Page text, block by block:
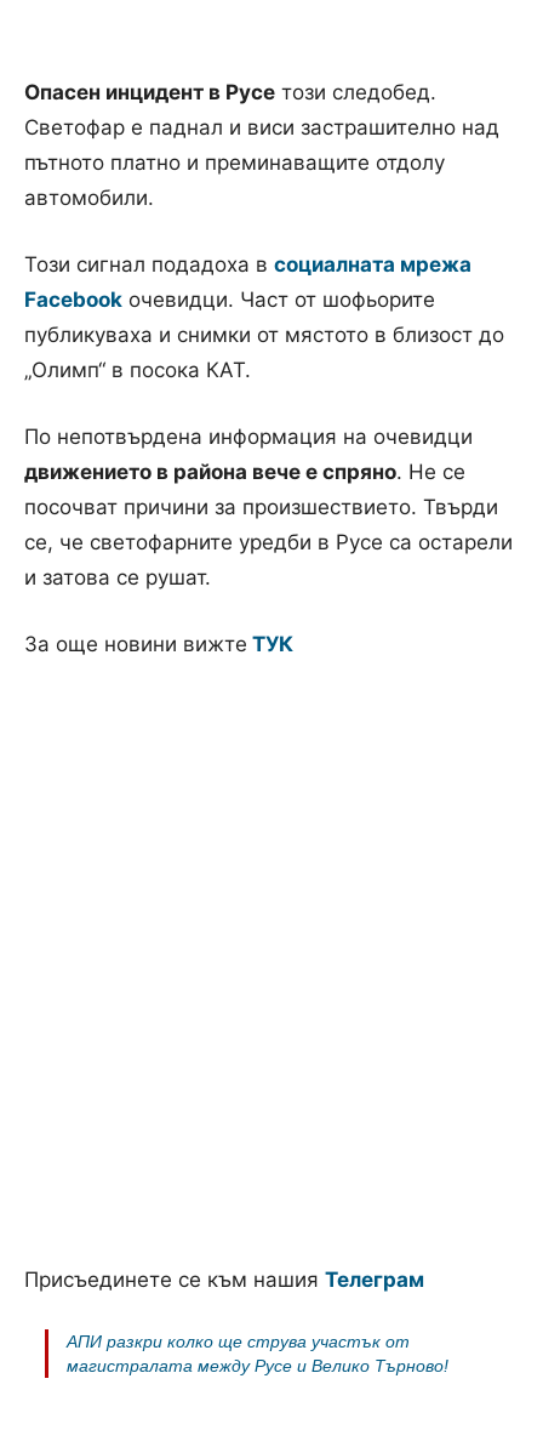
Опасен инцидент в Русе този следобед.
Светофар е паднал и виси застрашително над
пътното платно и преминаващите отдолу
автомобили.
Този сигнал подадоха в социалната мрежа
Facebook очевидци. Част от шофьорите
публикуваха и снимки от мястото в близост до
„Олимп“ в посока КАТ.
По непотвърдена информация на очевидци
движението в района вече е спряно. Не се
посочват причини за произшествието. Твърди
се, че светофарните уредби в Русе са остарели
и затова се рушат.
За още новини вижте ТУК
Присъединете се към нашия Телеграм
АПИ разкри колко ще струва участък от
магистралата между Русе и Велико Търново!